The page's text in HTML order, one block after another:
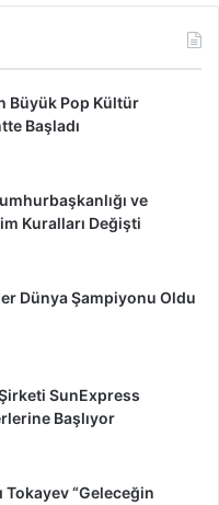
Büyük Pop Kültür
Başladı
ve
Kuralları Değişti
Dünya Şampiyonu Oldu
SunExpress
Başlıyor
Tokayev “Geleceğin